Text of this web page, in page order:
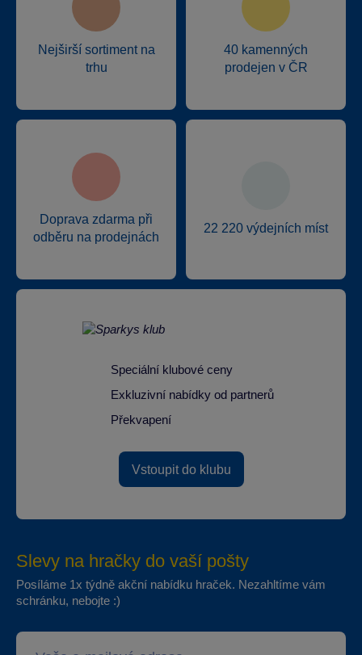
Nejširší sortiment na
trhu
40 kamenných
prodejen v ČR
Doprava zdarma při
odběru na prodejnách
22 220 výdejních míst
Speciální klubové ceny
Exkluzivní nabídky od partnerů
Překvapení
Vstoupit do klubu
Slevy na hračky do vaší pošty
Posíláme 1x týdně akční nabídku hraček. Nezahltíme vám
schránku, nebojte :)